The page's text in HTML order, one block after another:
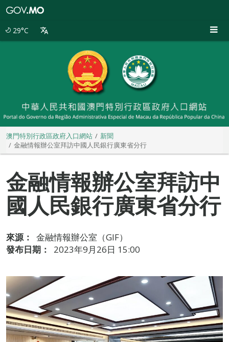
29°C
澳門特別行政區政府入口網站
新聞
金融情報辦公室拜訪中國人民銀行廣東省分行
金融情報辦公室拜訪中
國人民銀行廣東省分行
來源：
金融情報辦公室（GIF）
發布日期：
2023年9月26日 15:00